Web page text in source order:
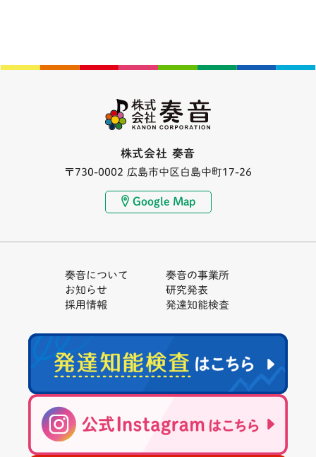
株式会社 奏音
〒730-0002 広島市中区白島中町17-26
Google Map
奏音について
奏音の事業所
お知らせ
研究発表
採用情報
発達知能検査